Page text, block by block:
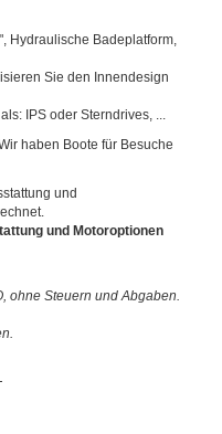
Hydraulische Badeplatform,
Sie den Innendesign
IPS oder Sterndrives, ...
haben Boote für Besuche
und
und Motoroptionen
ohne Steuern und Abgaben.